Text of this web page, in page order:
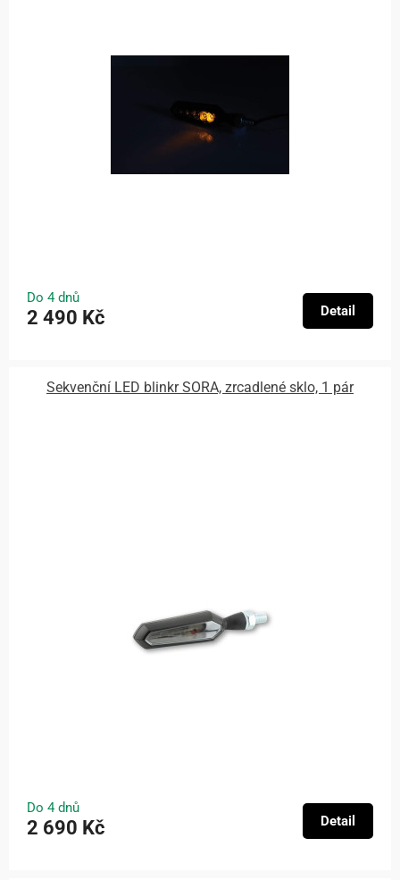
Do 4 dnů
2 490 Kč Detail
Sekvenční LED blinkr SORA, zrcadlené sklo, 1 pár
Do 4 dnů
2 690 Kč Detail